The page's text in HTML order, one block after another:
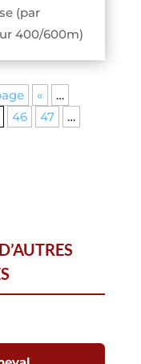
(par
400/600m)
«
…
46 47
…